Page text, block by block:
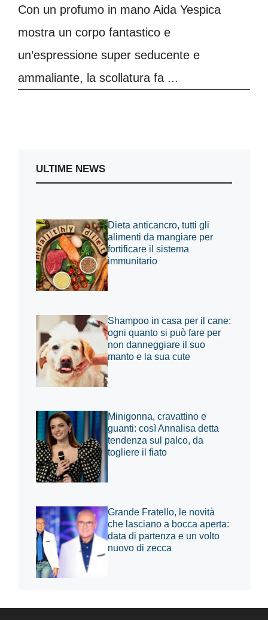
Con un profumo in mano Aida Yespica
mostra un corpo fantastico e
un’espressione super seducente e
ammaliante, la scollatura fa ...
ULTIME NEWS
Dieta anticancro, tutti gli
alimenti da mangiare per
fortificare il sistema
immunitario
Shampoo in casa per il cane:
ogni quanto si può fare per
non danneggiare il suo
manto e la sua cute
Minigonna, cravattino e
guanti: così Annalisa detta
tendenza sul palco, da
togliere il fiato
Grande Fratello, le novità
che lasciano a bocca aperta:
data di partenza e un volto
nuovo di zecca